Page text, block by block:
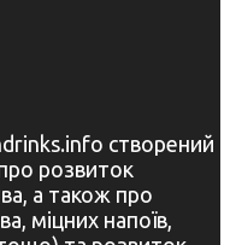
створений
розвиток
а також про
міцних напоїв,